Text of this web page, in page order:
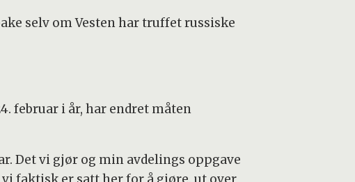
selv om Vesten har truffet russiske
februar i år, har endret måten
Det vi gjør og min avdelings oppgave